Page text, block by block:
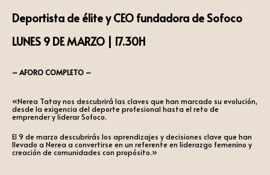
Deportista de élite y CEO fundadora de Sofoco
LUNES 9 DE MARZO | 17.30H
– AFORO COMPLETO –
«Nerea Tatay nos descubrirá las claves que han marcado su evolución,
desde la exigencia del deporte profesional hasta el reto de
emprender y liderar Sofoco.
El 9 de marzo descubrirás los aprendizajes y decisiones clave que han
llevado a Nerea a convertirse en un referente en liderazgo femenino y
creación de comunidades con propósito.»